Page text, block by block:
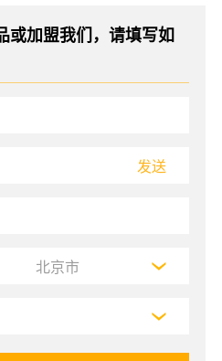
或加盟我们，请填写如
发送